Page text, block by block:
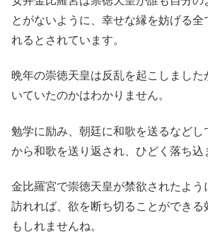
とがないように、幸せな縁を妨げる全
れるとされています。
晩年の崇徳天皇は反乱を起こしまし
いていたのかはわかりません。
勉学に励み、朝廷に和歌を送るなどし
から和歌を送り返され、ひどく落ち込
金比羅宮で崇徳天皇が禁欲されたよう
訪れれば、欲を断ち切ることができる
もしれませんね。